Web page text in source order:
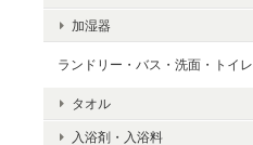
加湿器
ランドリー・バス・洗面・トイレ
タオル
入浴剤・入浴料